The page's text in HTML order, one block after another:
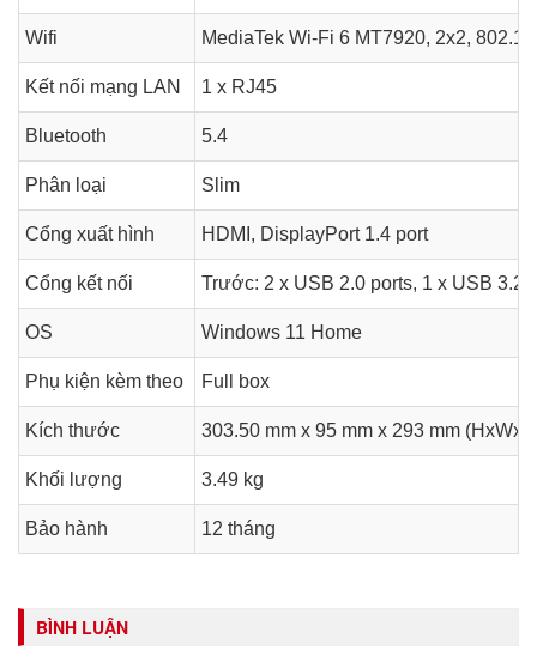
Wifi MediaTek Wi-Fi 6 MT7920, 2x2,
Kết nối mạng LAN 1 x RJ45
Bluetooth 5.4
Phân loại Slim
Cổng xuất hình HDMI, DisplayPort 1.4 port
Cổng kết nối Trước: 2 x USB 2.0 ports, 1 x USB 3.2
OS Windows 11 Home
Phụ kiện kèm theo Full box
Kích thước 303.50 mm x 95 mm x 293 mm
Khối lượng 3.49 kg
Bảo hành 12 tháng
BÌNH LUẬN